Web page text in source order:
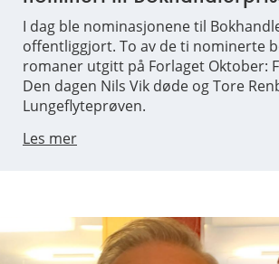
I dag ble nominasjonene til
offentliggjort. To av de ti nominerte
romaner utgitt på Forlaget Oktober:
Den dagen Nils Vik døde og Tore
Lungeflyteprøven.
Les mer